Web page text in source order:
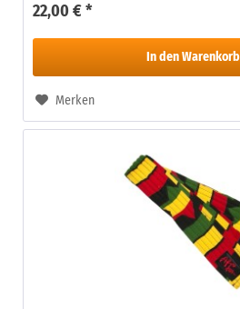
22,00 € *
In den Warenkorb
Merken